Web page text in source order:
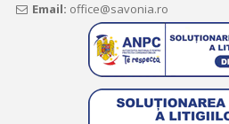
Email: office@savonia.ro